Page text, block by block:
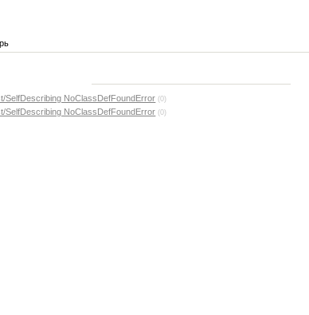
SelfDescribing NoClassDefFoundError (0)
SelfDescribing NoClassDefFoundError (0)